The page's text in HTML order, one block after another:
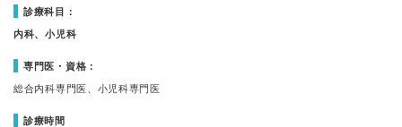
診療科目：
内科、小児科
専門医・資格：
総合内科専門医、小児科専門医
診療時間